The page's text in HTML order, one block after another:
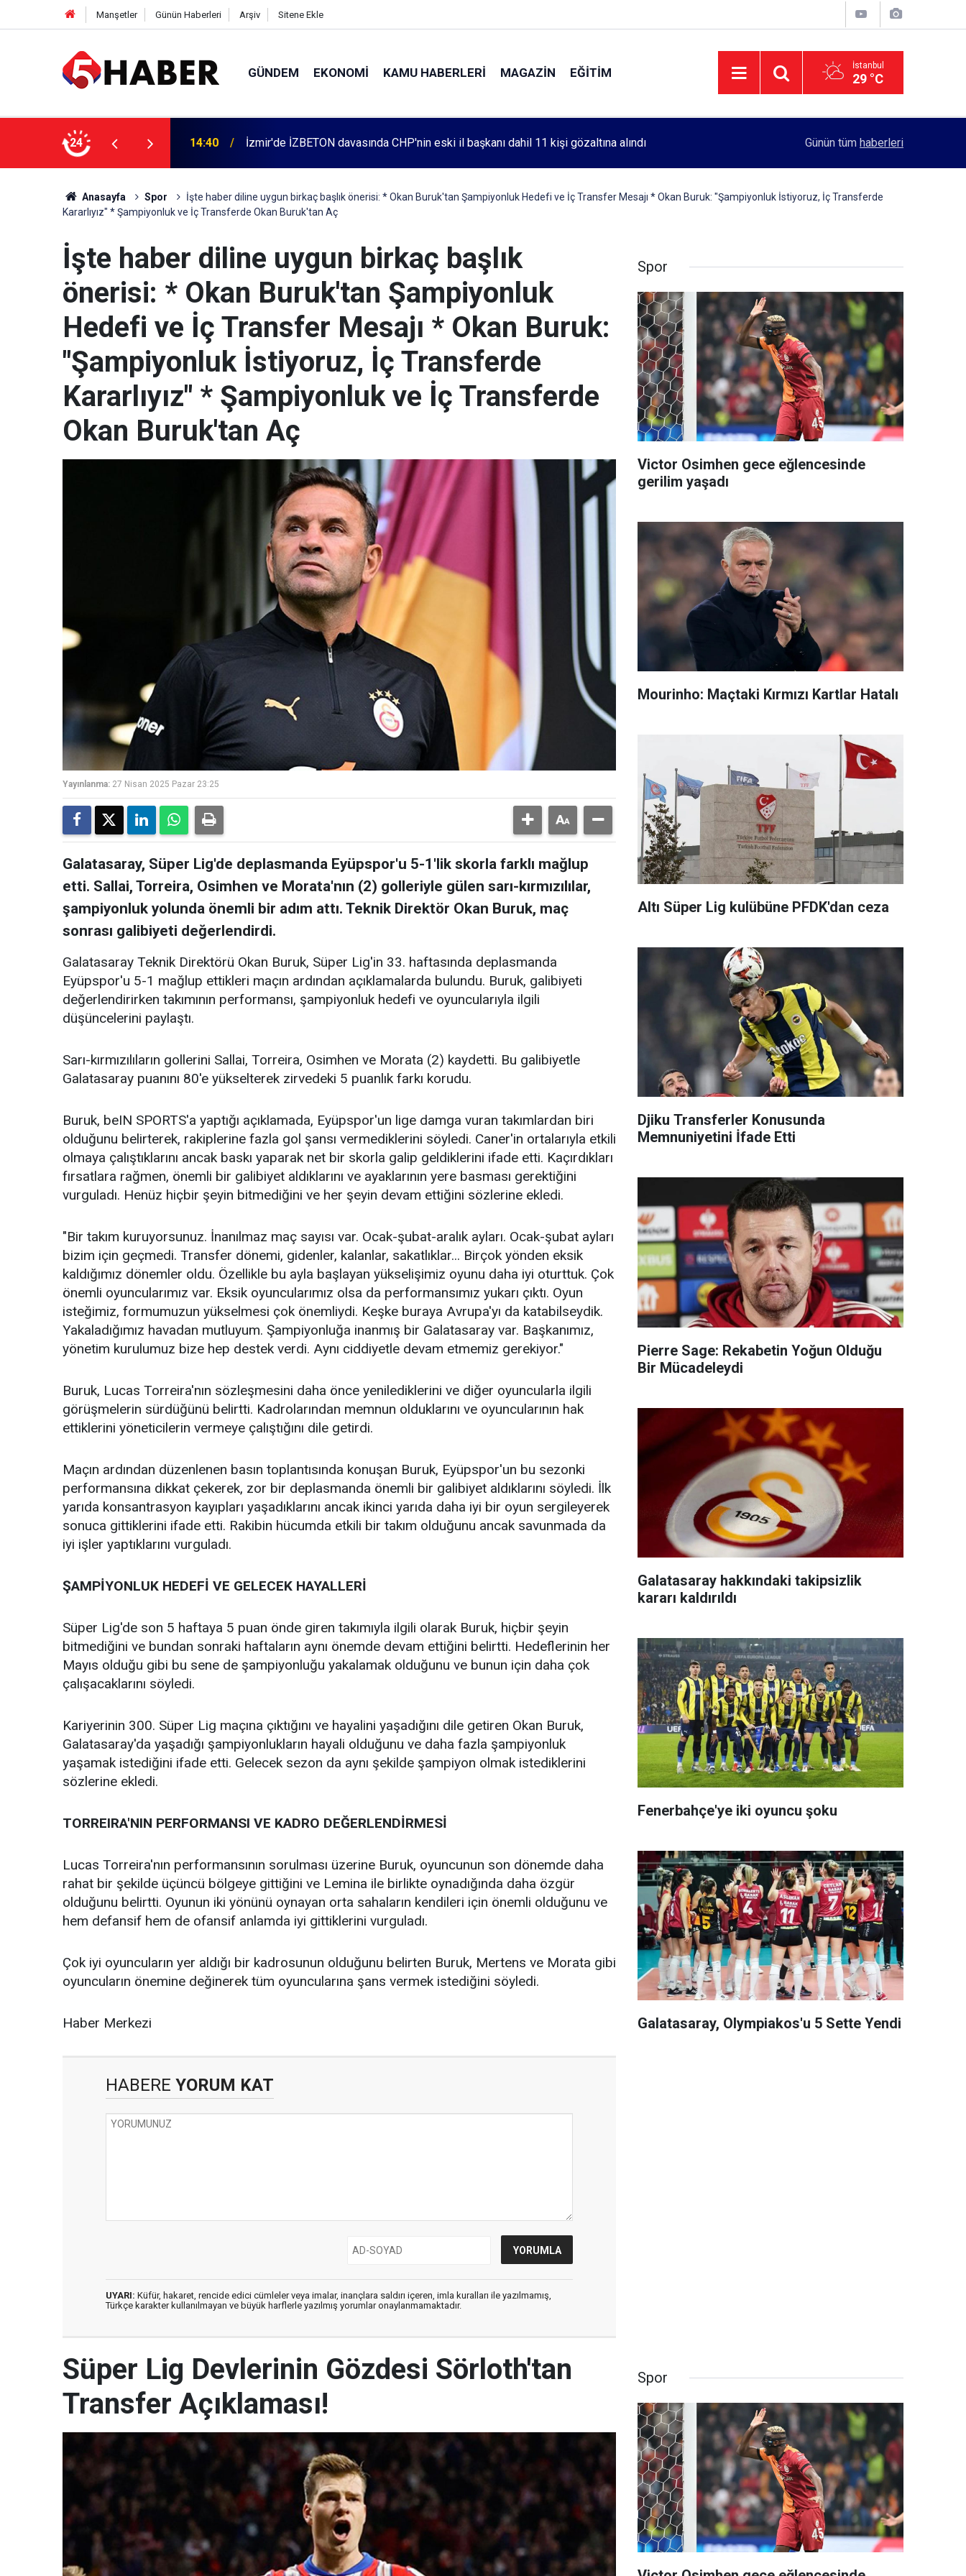
Manşetler Günün Haberleri Arşiv Sitene Ekle
GÜNDEM EKONOMI KAMU HABERLERI MAGAZIN EĞITIM İstanbul
29 °C
24
dahil 11 kişi gözaltına alındı 13:55 Cumartesi anneleri 1083. haftada Mehmet Özdemir için adalet aradı Rektörlük, kadın öğrencilerin güvenliği için
Günün tüm haberleri
Anasayfa Spor
İşte haber diline uygun birkaç başlık önerisi: * Okan Buruk'tan Şampiyonluk Hedefi ve İç Transfer Mesajı * Okan Buruk: "Şampiyonluk İstiyoruz, İç Transferde
Kararlıyız" * Şampiyonluk ve İç Transferde Okan Buruk'tan Aç
İşte haber diline uygun birkaç başlık
önerisi: * Okan Buruk'tan Şampiyonluk
Hedefi ve İç Transfer Mesajı * Okan Buruk:
"Şampiyonluk İstiyoruz, İç Transferde
Kararlıyız" * Şampiyonluk ve İç Transferde
Okan Buruk'tan Aç
Yayınlanma: 27 Nisan 2025 Pazar 23:25
Galatasaray, Süper Lig'de deplasmanda Eyüpspor'u 5-1'lik skorla farklı mağlup
etti. Sallai, Torreira, Osimhen ve Morata'nın (2) golleriyle gülen sarı-kırmızılılar,
şampiyonluk yolunda önemli bir adım attı. Teknik Direktör Okan Buruk, maç
sonrası galibiyeti değerlendirdi.
Galatasaray Teknik Direktörü Okan Buruk, Süper Lig'in 33. haftasında deplasmanda
Eyüpspor'u 5-1 mağlup ettikleri maçın ardından açıklamalarda bulundu. Buruk, galibiyeti
değerlendirirken takımının performansı, şampiyonluk hedefi ve oyuncularıyla ilgili
düşüncelerini paylaştı.
Sarı-kırmızılıların gollerini Sallai, Torreira, Osimhen ve Morata (2) kaydetti. Bu galibiyetle
Galatasaray puanını 80'e yükselterek zirvedeki 5 puanlık farkı korudu.
Buruk, beIN SPORTS'a yaptığı açıklamada, Eyüpspor'un lige damga vuran takımlardan biri
olduğunu belirterek, rakiplerine fazla gol şansı vermediklerini söyledi. Caner'in ortalarıyla etkili
olmaya çalıştıklarını ancak baskı yaparak net bir skorla galip geldiklerini ifade etti. Kaçırdıkları
fırsatlara rağmen, önemli bir galibiyet aldıklarını ve ayaklarının yere basması gerektiğini
vurguladı. Henüz hiçbir şeyin bitmediğini ve her şeyin devam ettiğini sözlerine ekledi.
"Bir takım kuruyorsunuz. İnanılmaz maç sayısı var. Ocak-şubat-aralık ayları. Ocak-şubat ayları
bizim için geçmedi. Transfer dönemi, gidenler, kalanlar, sakatlıklar... Birçok yönden eksik
kaldığımız dönemler oldu. Özellikle bu ayla başlayan yükselişimiz oyunu daha iyi oturttuk. Çok
önemli oyuncularımız var. Eksik oyuncularımız olsa da performansımız yukarı çıktı. Oyun
isteğimiz, formumuzun yükselmesi çok önemliydi. Keşke buraya Avrupa'yı da katabilseydik.
Yakaladığımız havadan mutluyum. Şampiyonluğa inanmış bir Galatasaray var. Başkanımız,
yönetim kurulumuz bize hep destek verdi. Aynı ciddiyetle devam etmemiz gerekiyor."
Buruk, Lucas Torreira'nın sözleşmesini daha önce yenilediklerini ve diğer oyuncularla ilgili
görüşmelerin sürdüğünü belirtti. Kadrolarından memnun olduklarını ve oyuncularının hak
ettiklerini yöneticilerin vermeye çalıştığını dile getirdi.
Maçın ardından düzenlenen basın toplantısında konuşan Buruk, Eyüpspor'un bu sezonki
performansına dikkat çekerek, zor bir deplasmanda önemli bir galibiyet aldıklarını söyledi. İlk
yarıda konsantrasyon kayıpları yaşadıklarını ancak ikinci yarıda daha iyi bir oyun sergileyerek
sonuca gittiklerini ifade etti. Rakibin hücumda etkili bir takım olduğunu ancak savunmada da
iyi işler yaptıklarını vurguladı.
ŞAMPİYONLUK HEDEFİ VE GELECEK HAYALLERİ
Süper Lig'de son 5 haftaya 5 puan önde giren takımıyla ilgili olarak Buruk, hiçbir şeyin
bitmediğini ve bundan sonraki haftaların aynı önemde devam ettiğini belirtti. Hedeflerinin her
Mayıs olduğu gibi bu sene de şampiyonluğu yakalamak olduğunu ve bunun için daha çok
çalışacaklarını söyledi.
Kariyerinin 300. Süper Lig maçına çıktığını ve hayalini yaşadığını dile getiren Okan Buruk,
Galatasaray'da yaşadığı şampiyonlukların hayali olduğunu ve daha fazla şampiyonluk
yaşamak istediğini ifade etti. Gelecek sezon da aynı şekilde şampiyon olmak istediklerini
sözlerine ekledi.
TORREIRA'NIN PERFORMANSI VE KADRO DEĞERLENDİRMESİ
Lucas Torreira'nın performansının sorulması üzerine Buruk, oyuncunun son dönemde daha
rahat bir şekilde üçüncü bölgeye gittiğini ve Lemina ile birlikte oynadığında daha özgür
olduğunu belirtti. Oyunun iki yönünü oynayan orta sahaların kendileri için önemli olduğunu ve
hem defansif hem de ofansif anlamda iyi gittiklerini vurguladı.
Çok iyi oyuncuların yer aldığı bir kadrosunun olduğunu belirten Buruk, Mertens ve Morata gibi
oyuncuların önemine değinerek tüm oyuncularına şans vermek istediğini söyledi.
Haber Merkezi
HABERE YORUM KAT
UYARI: Küfür, hakaret, rencide edici cümleler veya imalar, inançlara saldırı içeren, imla kuralları ile yazılmamış,
Türkçe karakter kullanılmayan ve büyük harflerle yazılmış yorumlar onaylanmamaktadır.
Spor
Victor Osimhen gece eğlencesinde
gerilim yaşadı
Mourinho: Maçtaki Kırmızı Kartlar Hatalı
Altı Süper Lig kulübüne PFDK'dan ceza
Djiku Transferler Konusunda
Memnuniyetini İfade Etti
Pierre Sage: Rekabetin Yoğun Olduğu
Bir Mücadeleydi
Galatasaray hakkındaki takipsizlik
kararı kaldırıldı
Fenerbahçe'ye iki oyuncu şoku
Galatasaray, Olympiakos'u 5 Sette Yendi
Süper Lig Devlerinin Gözdesi Sörloth'tan
Transfer Açıklaması!
Spor